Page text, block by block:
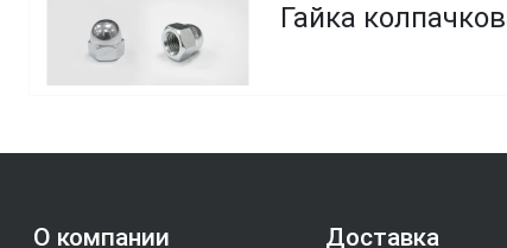
Гайка
О компании Доставка